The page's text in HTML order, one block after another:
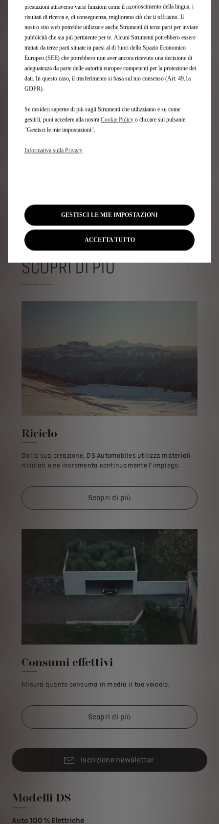
SVILUPPO E CONCEZIONE
PRODUZIONE
UTILIZZO
Scopri di più
RECUPERO
Scopri di più
SCOPRI DI PIÙ
Riciclo
Dalla sua creazione, DS Automobiles utilizza materiali
riciclati e ne incrementa continuamente l’impiego.
Scopri di più
Consumi effettivi
Misura quanto consuma in media il tuo veicolo.
Scopri di più
Iscrizione newsletter
Modelli DS
Auto 100 % Elettriche
prestazioni attraverso varie funzioni come il riconoscimento della lingua, i
risultati di ricerca e, di conseguenza, migliorano ciò che ti offriamo. Il
nostro sito web potrebbe utilizzare anche Strumenti di terze parti per inviare
pubblicità che sia più pertinente per te. Alcuni Strumenti potrebbero essere
trattati da terze parti situate in paesi al di fuori dello Spazio Economico
Europeo (SEE) che potrebbero non aver ancora ricevuto una decisione di
adeguatezza da parte delle autorità europee competenti per la protezione dei
dati. In questo caso, il trasferimento si basa sul tuo consenso (Art. 49.1a
GDPR).
Se desideri saperne di più sugli Strumenti che utilizziamo e su come
gestirli, puoi accedere alla nostra Cookie Policy o cliccare sul pulsante
"Gestisci le mie impostazioni".
Informativa sulla Privacy
GESTISCI LE MIE IMPOSTAZIONI
ACCETTA TUTTO